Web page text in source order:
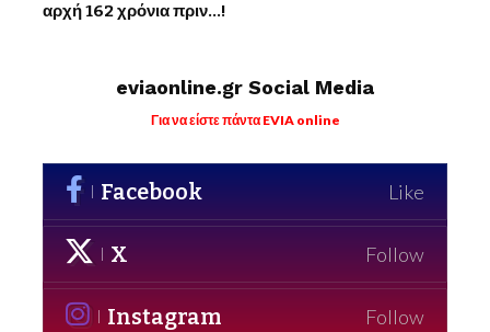
αρχή 162 χρόνια πριν…!
eviaonline.gr Social Media
Για να είστε πάντα EVIA online
Facebook Like
X Follow
Instagram Follow